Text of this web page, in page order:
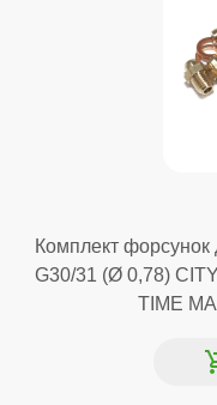
Комплект
G30/31 (Ø 0,78)
TIME